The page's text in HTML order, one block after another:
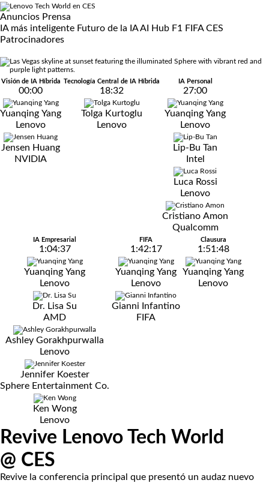
Anuncios Prensa
IA más inteligente Futuro de la IAAI Hub F1 FIFA CES
Patrocinadores
Visión de IA Híbrida
00:00
Yuanqing Yang
Lenovo
Jensen Huang
NVIDIA
Tecnología Central de IA Híbrida
18:32
Tolga Kurtoglu
Lenovo
IA Personal
27:00
Yuanqing Yang
Lenovo
Lip-Bu Tan
Intel
Luca Rossi
Lenovo
Cristiano Amon
Qualcomm
IA Empresarial
1:04:37
Yuanqing Yang
Lenovo
Dr. Lisa Su
AMD
Ashley Gorakhpurwalla
Lenovo
Jennifer Koester
Sphere Entertainment Co.
Ken Wong
Lenovo
FIFA
1:42:17
Yuanqing Yang
Lenovo
Gianni Infantino
FIFA
Clausura
1:51:48
Yuanqing Yang
Lenovo
Revive Lenovo Tech World
@ CES
Revive la conferencia principal que presentó un audaz nuevo